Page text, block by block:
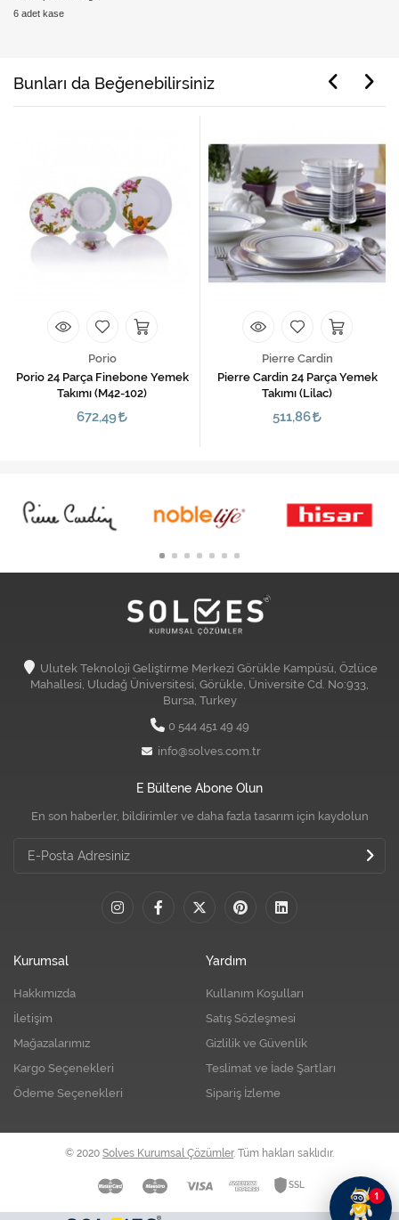
1
6 adet kase
Bunları da Beğenebilirsiniz
Porio
Porio 24 Parça Finebone Yemek
Takımı (M42-102)
672,49
Pierre Cardin
Pierre Cardin 24 Parça Yemek
Takımı (Lilac)
511,86
Ulutek Teknoloji Geliştirme Merkezi Görükle Kampüsü, Özlüce
Mahallesi, Uludağ Üniversitesi, Görükle, Üniversite Cd. No:933,
Bursa, Turkey
0 544 451 49 49
info@solves.com.tr
E Bültene Abone Olun
En son haberler, bildirimler ve daha fazla tasarım için kaydolun
Kurumsal
Hakkımızda
İletişim
Mağazalarımız
Kargo Seçenekleri
Ödeme Seçenekleri
Yardım
Kullanım Koşulları
Satış Sözleşmesi
Gizlilik ve Güvenlik
Teslimat ve İade Şartları
Sipariş İzleme
© 2020 Solves Kurumsal Çözümler. Tüm hakları saklıdır.